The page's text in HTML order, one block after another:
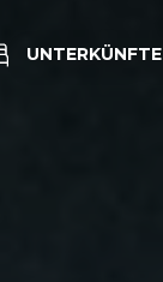
UNTERKÜNFTE